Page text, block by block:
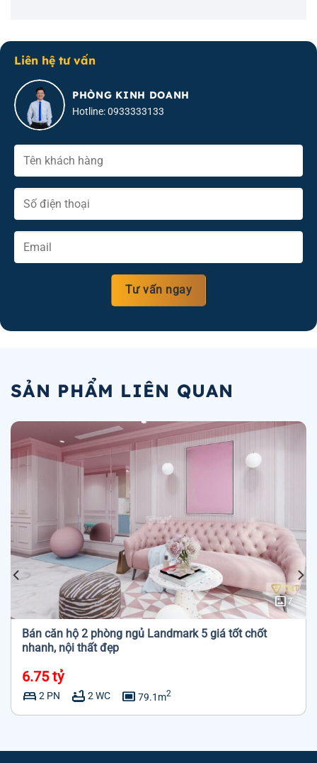
Liên hệ tư vấn
PHÒNG KINH DOANH
Hotline: 0933333133
SẢN PHẨM LIÊN QUAN
imagesmode7
Bán căn hộ 2 phòng ngủ Landmark 5 giá tốt chốt
nhanh, nội thất đẹp
6.75 tỷ
bed 2 PN bathtub 2 WC capture 79.1m2